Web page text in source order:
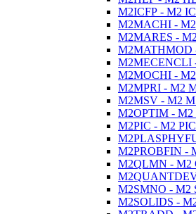
M2ICFP - M2
M2MACHI - M2
M2MARES -
M2MATHMOD
M2MECENCLI
M2MOCHI - M2
M2MPRI - M2
M2MSV - M2
M2OPTIM - M2
M2PIC - M2
M2PROBFIN -
M2QLMN - M2
M2QUANTDEV
M2SMNO - M2
M2SOLIDS -